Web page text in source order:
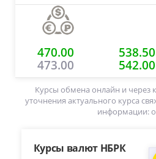
470.00
473.00
538.50
542.00
Курсы обмена онлайн и через
уточнения актуального курса
информации:
Курсы валют НБРК